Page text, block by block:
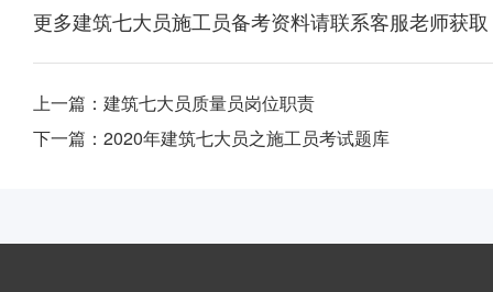
更多建筑七大员施工员备考资料请联系客服老师获取
上一篇： 建筑七大员质量员岗位职责
下一篇： 2020年建筑七大员之施工员考试题库